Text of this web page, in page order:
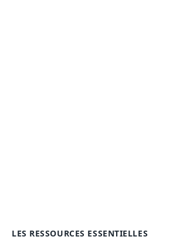
LES RESSOURCES ESSENTIELLES